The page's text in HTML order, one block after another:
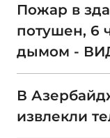
Пожар в
потушен, 6
дымом -
В
извлекли